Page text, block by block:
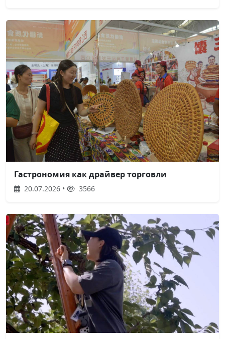
Гастрономия как драйвер торговли
20.07.2026 • 3566